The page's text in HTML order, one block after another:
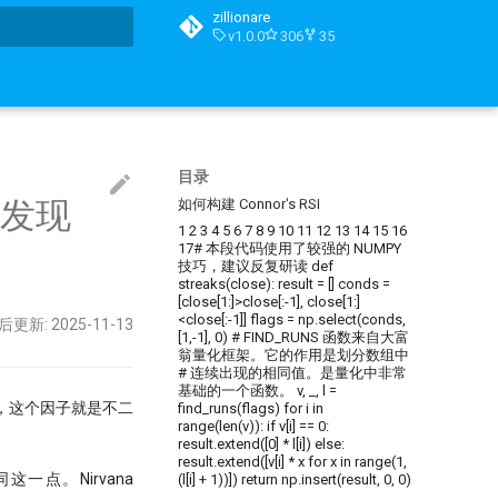
zillionare
v1.0.0
306 35
目录
如何构建 Connor's RSI
1 2 3 4 5 6 7 8 9 10 11 12 13 14 15 16
17# 本段代码使用了较强的 NUMPY
技巧，建议反复研读 def
streaks(close): result = [] conds =
[close[1:]>close[:-1], close[1:]
<close[:-1]] flags = np.select(conds,
[1,-1], 0) # FIND_RUNS 函数来自大富
翁量化框架。它的作用是划分数组中
# 连续出现的相同值。是量化中非常
基础的一个函数。 v, _, l =
find_runs(flags) for i in
range(len(v)): if v[i] == 0:
result.extend([0] * l[i]) else:
result.extend([v[i] * x for x in range(1,
(l[i] + 1))]) return np.insert(result, 0, 0)
现
更新: 2025-11-13
这个因子就是不二
这一点。Nirvana